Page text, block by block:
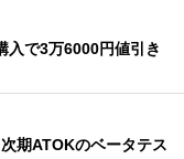
で3万6000円値引き
期ATOKのベータテス